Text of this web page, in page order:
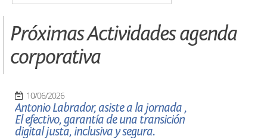
Próximas Actividades agenda
corporativa
10/06/2026
Antonio Labrador, asiste a la jornada ,
El efectivo, garantía de una transición
digital justa, inclusiva y segura.